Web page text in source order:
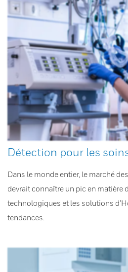
Détection pour les
Dans le monde entier, le marché
devrait connaître un pic en matière
technologiques et les solutions
tendances.